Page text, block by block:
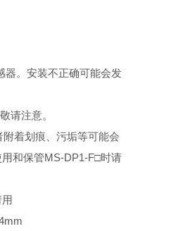
器。安装不正确可能会发
请注意。
着划痕、污垢等可能会
和保管MS-DP1-F□时请